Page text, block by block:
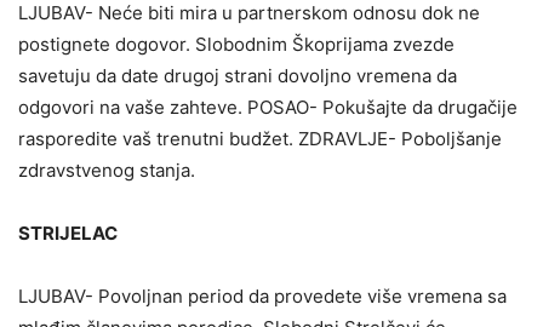
LJUBAV- Neće biti mira u partnerskom odnosu dok ne
postignete dogovor. Slobodnim Škoprijama zvezde
savetuju da date drugoj strani dovoljno vremena da
odgovori na vaše zahteve. POSAO- Pokušajte da drugačije
rasporedite vaš trenutni budžet. ZDRAVLJE- Poboljšanje
zdravstvenog stanja.
STRIJELAC
LJUBAV- Povoljnan period da provedete više vremena sa